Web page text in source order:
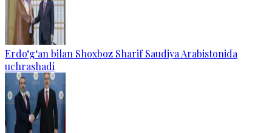
Erdo‘g‘an bilan Shoxboz Sharif Saudiya Arabistonida
uchrashadi